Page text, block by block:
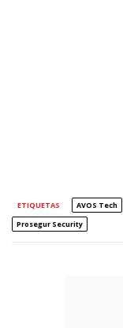
ETIQUETAS AVOS Tech
Prosegur Security